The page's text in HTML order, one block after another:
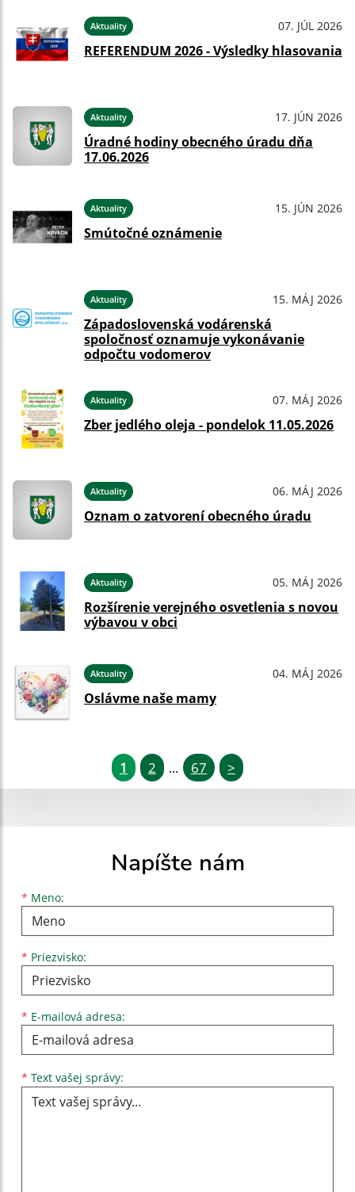
Aktuality 07. JÚL 2026
REFERENDUM 2026 - Výsledky hlasovania
Aktuality 17. JÚN 2026
Úradné hodiny obecného úradu dňa
17.06.2026
Aktuality 15. JÚN 2026
Smútočné oznámenie
Aktuality 15. MÁJ 2026
Západoslovenská vodárenská
spoločnosť oznamuje vykonávanie
odpočtu vodomerov
Aktuality 07. MÁJ 2026
Zber jedlého oleja - pondelok 11.05.2026
Aktuality 06. MÁJ 2026
Oznam o zatvorení obecného úradu
Aktuality 05. MÁJ 2026
Rozšírenie verejného osvetlenia s novou
výbavou v obci
Aktuality 04. MÁJ 2026
Oslávme naše mamy
1 2 ... 67 >
Napíšte nám
* Meno:
Meno
* Priezvisko:
Priezvisko
* E-mailová adresa:
E-mailová adresa
* Text vašej správy: